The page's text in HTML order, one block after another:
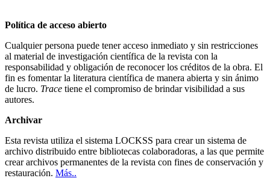
Política de acceso abierto
Cualquier persona puede tener acceso inmediato y sin restricciones
al material de investigación científica de la revista con la
responsabilidad y obligación de reconocer los créditos de la obra. El
fin es fomentar la literatura científica de manera abierta y sin ánimo
de lucro. Trace tiene el compromiso de brindar visibilidad a sus
autores.
Archivar
Esta revista utiliza el sistema LOCKSS para crear un sistema de
archivo distribuido entre bibliotecas colaboradoras, a las que permite
crear archivos permanentes de la revista con fines de conservación y
restauración. Más..